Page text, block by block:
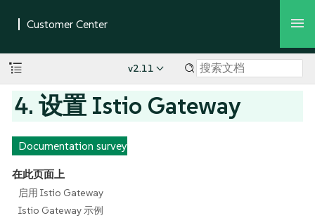
v2.11
4. 设置 Istio Gateway
Documentation survey
在此页面上
启用 Istio Gateway
Istio Gateway 示例